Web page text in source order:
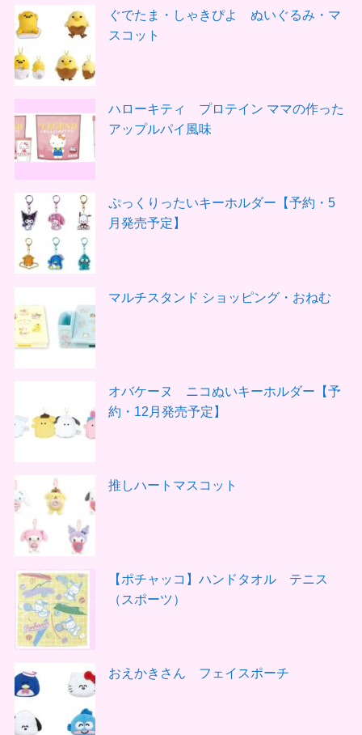
ぐでたま・しゃきぴよ ぬいぐるみ・マ
スコット
ハローキティ プロテイン ママの作った
アップルパイ風味
ぷっくりったいキーホルダー【予約・5
月発売予定】
マルチスタンド ショッピング・おねむ
オバケーヌ ニコぬいキーホルダー【予
約・12月発売予定】
推しハートマスコット
【ポチャッコ】ハンドタオル テニス
（スポーツ）
おえかきさん フェイスポーチ